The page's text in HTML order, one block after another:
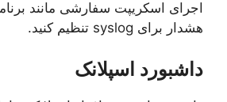
اجرای اسکریپت سفارشی مانند
هشدار برای syslog تنظیم کنید.
داشبورد اسپلانک